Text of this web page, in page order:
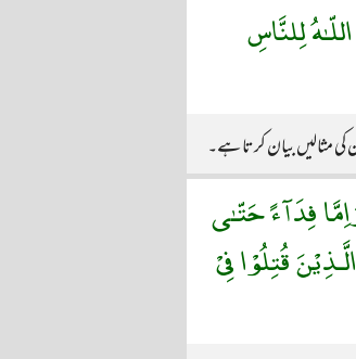
لِلنَّاسِ
مثالیں بیان کرتا ہے۔
فِدَآءً حَتّـٰى
قُتِلُوْا فِىْ